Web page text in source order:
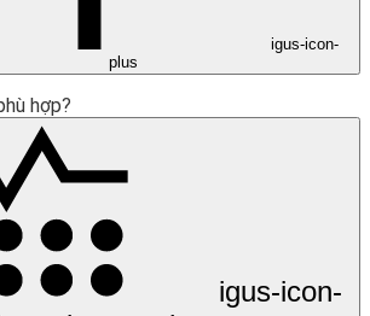
igus-icon-
plus
hợp?
igus-icon-